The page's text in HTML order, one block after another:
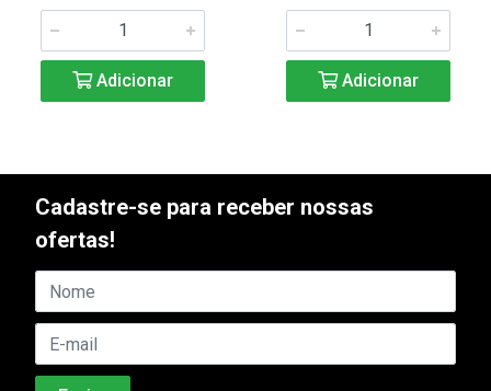
Adicionar Adicionar
Cadastre-se para receber nossas
ofertas!